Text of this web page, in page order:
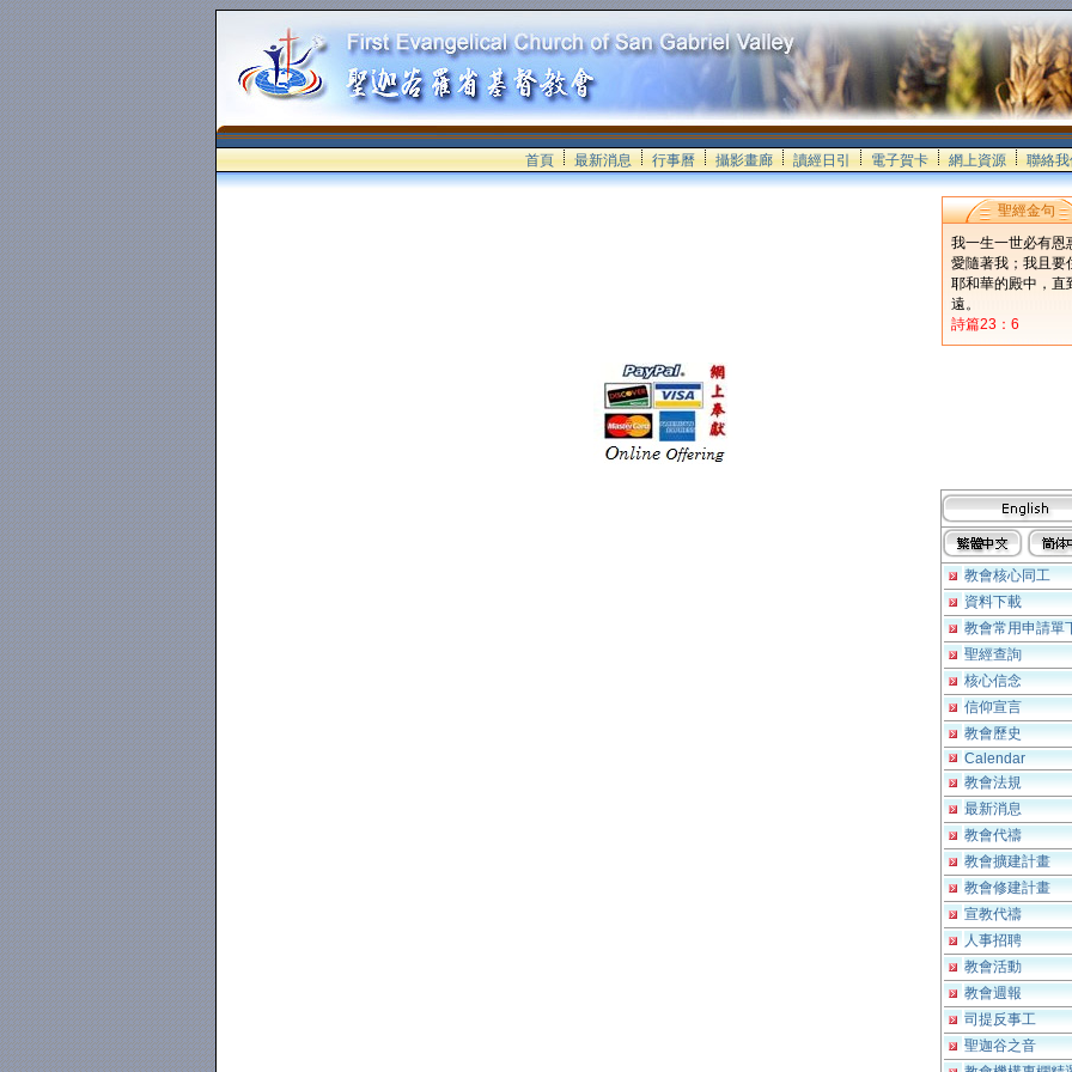
首頁 最新消息 行事曆 攝影畫廊 讀經日引 電子賀卡 網上資源 聯絡我
聖經金句
我一生一世必有恩
愛隨著我；我且要
耶和華的殿中，直
遠。
詩篇23：6
教會核心同工
資料下載
教會常用申請單
聖經查詢
核心信念
信仰宣言
教會歷史
Calendar
教會法規
最新消息
教會代禱
教會擴建計畫
教會修建計畫
宣教代禱
人事招聘
教會活動
教會週報
司提反事工
聖迦谷之音